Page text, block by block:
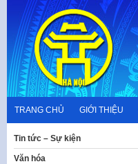
content
TRANG CHỦ GIỚI THIỆU
Tin tức – Sự kiện
Văn hóa